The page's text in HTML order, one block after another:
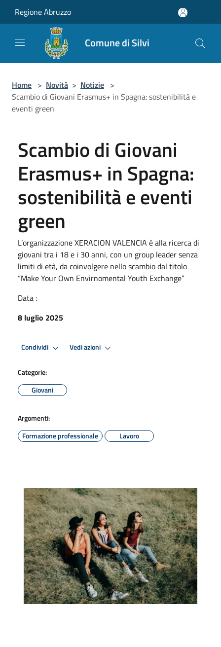
Regione Abruzzo
Comune di Silvi
Home > Novità > Notizie >
Scambio di Giovani Erasmus+ in Spagna: sostenibilità e
eventi green
Scambio di Giovani
Erasmus+ in Spagna:
sostenibilità e eventi
green
L’organizzazione XERACION VALENCIA è alla ricerca di
giovani tra i 18 e i 30 anni, con un group leader senza
limiti di età, da coinvolgere nello scambio dal titolo
“Make Your Own Envirnomental Youth Exchange”
Data :
8 luglio 2025
Condividi Vedi azioni
Categorie:
Giovani
Argomenti:
Formazione professionale
Lavoro